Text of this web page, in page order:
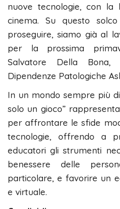
nuove tecnologie, con
cinema. Su questo
proseguire, siamo già al
per la prossima
Salvatore Della Bona,
Dipendenze Patologiche
In un mondo sempre più
solo un gioco”
per affrontare le sfide
tecnologie, offrendo a
educatori gli strumenti
benessere delle
particolare, e favorire un
e virtuale.